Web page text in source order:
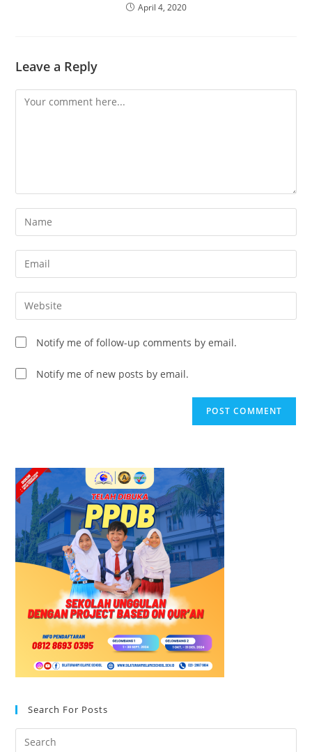
April 4, 2020
Leave a Reply
Notify me of follow-up comments by email.
Notify me of new posts by email.
Search For Posts